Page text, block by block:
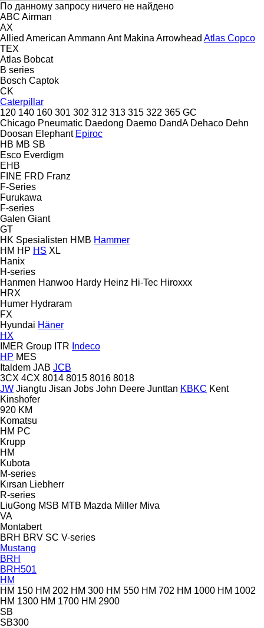
По данному запросу ничего не найдено
ABC Airman
AX
Allied American Ammann Ant Makina Arrowhead Atlas Copco
TEX
Atlas Bobcat
B series
Bosch Captok
CK
Caterpillar
120 140 160 301 302 312 313 315 322 365 GC
Chicago Pneumatic Daedong Daemo DandA Dehaco Dehn
Doosan Elephant Epiroc
HB MB SB
Esco Everdigm
EHB
FINE FRD Franz
F-Series
Furukawa
F-series
Galen Giant
GT
HK Spesialisten HMB Hammer
HM HP HS XL
Hanix
H-series
Hanmen Hanwoo Hardy Heinz Hi-Tec Hiroxxx
HRX
Humer Hydraram
FX
Hyundai Häner
HX
IMER Group ITR Indeco
HP MES
Italdem JAB JCB
3CX 4CX 8014 8015 8016 8018
JW Jiangtu Jisan Jobs John Deere Junttan KBKC Kent
Kinshofer
920 KM
Komatsu
HM PC
Krupp
HM
Kubota
M-series
Kırsan Liebherr
R-series
LiuGong MSB MTB Mazda Miller Miva
VA
Montabert
BRH BRV SC V-series
Mustang
BRH
BRH501
HM
HM 150 HM 202 HM 300 HM 550 HM 702 HM 1000 HM 1002
HM 1300 HM 1700 HM 2900
SB
SB300